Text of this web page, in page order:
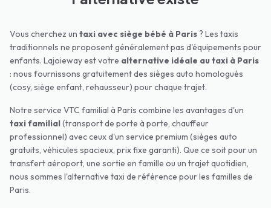
Vous cherchez un taxi avec siège bébé à Paris? Les taxis
traditionnels ne proposent généralement pas d'équipements pour
enfants. Lajoieway est votre alternative idéale au taxi à Paris
: nous fournissons gratuitement des sièges auto homologués
(cosy, siège enfant, rehausseur) pour chaque trajet.
Notre service VTC familial à Paris combine les avantages d'un
taxi familial(transport de porte à porte, chauffeur
professionnel) avec ceux d'un service premium (sièges auto
gratuits, véhicules spacieux, prix fixe garanti). Que ce soit pour un
transfert aéroport, une sortie en famille ou un trajet quotidien,
nous sommes l'alternative taxi de référence pour les familles de
Paris.